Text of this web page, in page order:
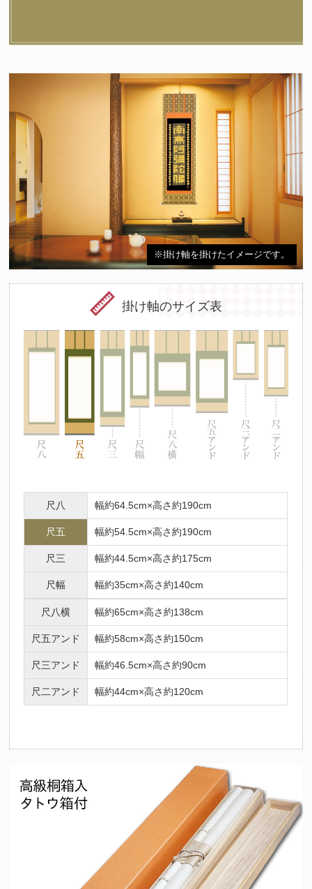
※掛け軸を掛けたイメージです。
掛け軸のサイズ表
尺八 幅約64.5cm×高さ約190cm
尺五 幅約54.5cm×高さ約190cm
尺三 幅約44.5cm×高さ約175cm
尺幅 幅約35cm×高さ約140cm
尺八横 幅約65cm×高さ約138cm
尺五アンド 幅約58cm×高さ約150cm
尺三アンド 幅約46.5cm×高さ約90cm
尺二アンド 幅約44cm×高さ約120cm